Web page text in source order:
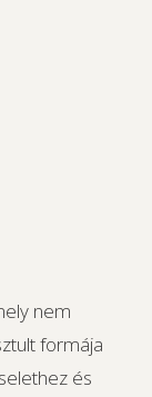
nem
formája
és